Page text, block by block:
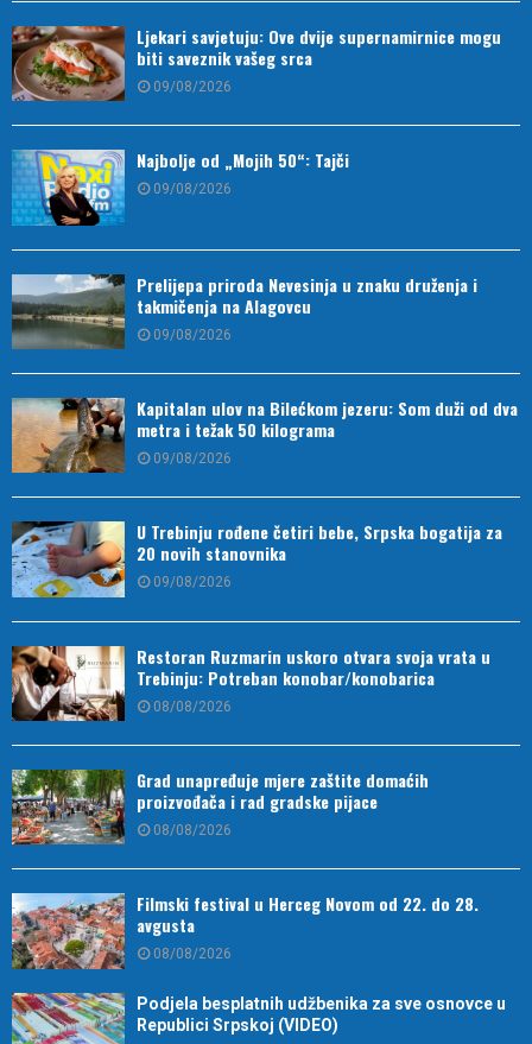
Ljekari savjetuju: Ove dvije supernamirnice mogu
biti saveznik vašeg srca
09/08/2026
Najbolje od „Mojih 50“: Tajči
09/08/2026
Prelijepa priroda Nevesinja u znaku druženja i
takmičenja na Alagovcu
09/08/2026
Kapitalan ulov na Bilećkom jezeru: Som duži od dva
metra i težak 50 kilograma
09/08/2026
U Trebinju rođene četiri bebe, Srpska bogatija za
20 novih stanovnika
09/08/2026
Restoran Ruzmarin uskoro otvara svoja vrata u
Trebinju: Potreban konobar/konobarica
08/08/2026
Grad unapređuje mjere zaštite domaćih
proizvođača i rad gradske pijace
08/08/2026
Filmski festival u Herceg Novom od 22. do 28.
avgusta
08/08/2026
Podjela besplatnih udžbenika za sve osnovce u
Republici Srpskoj (VIDEO)